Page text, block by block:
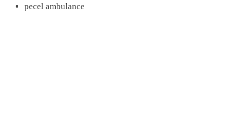
pecel ambulance